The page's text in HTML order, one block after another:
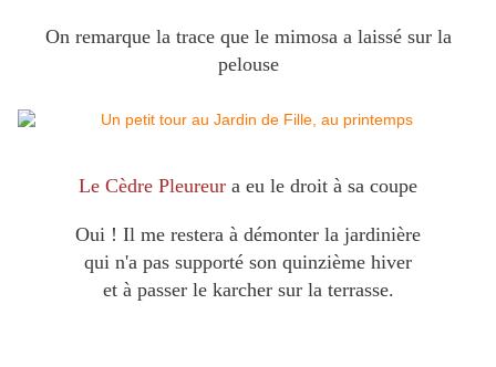
On remarque la trace que le mimosa a laissé sur la
pelouse
Le Cèdre Pleureur a eu le droit à sa coupe
Oui ! Il me restera à démonter la jardinière
qui n'a pas supporté son quinzième hiver
et à passer le karcher sur la terrasse.